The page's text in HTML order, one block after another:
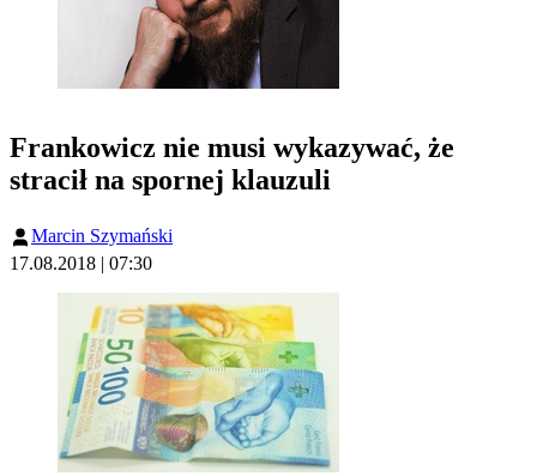
Frankowicz nie musi wykazywać, że
stracił na spornej klauzuli
Marcin Szymański
17.08.2018 | 07:30